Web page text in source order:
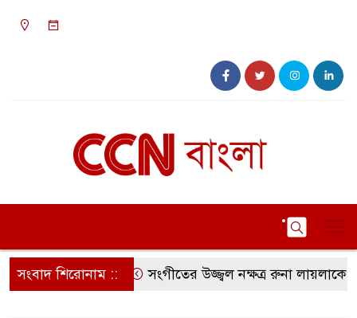
সংবাদ শিরোনাম :: সংগীতের উজ্জ্বল নক্ষত্র রুনা লায়লাকে